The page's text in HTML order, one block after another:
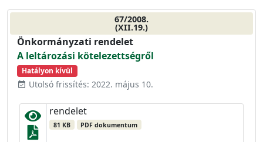
67/2008.
(XII.19.)
Önkormányzati rendelet
A leltározási kötelezettségről
Hatályon kívül
event_available Utolsó frissítés: 2022. május 10.
rendelet
81 KB PDF dokumentum